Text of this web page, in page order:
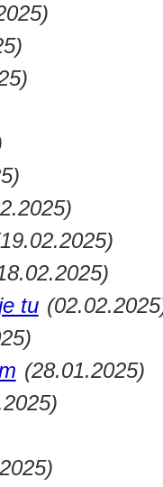
tu
(28.01.2025)